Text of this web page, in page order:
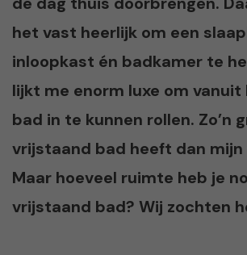
het vast heerlijk om een
inloopkast én badkamer te
lijkt me enorm luxe om vanuit
bad in te kunnen rollen. Zo’n
vrijstaand bad heeft dan mijn
Maar hoeveel ruimte heb je
vrijstaand bad? Wij zochten